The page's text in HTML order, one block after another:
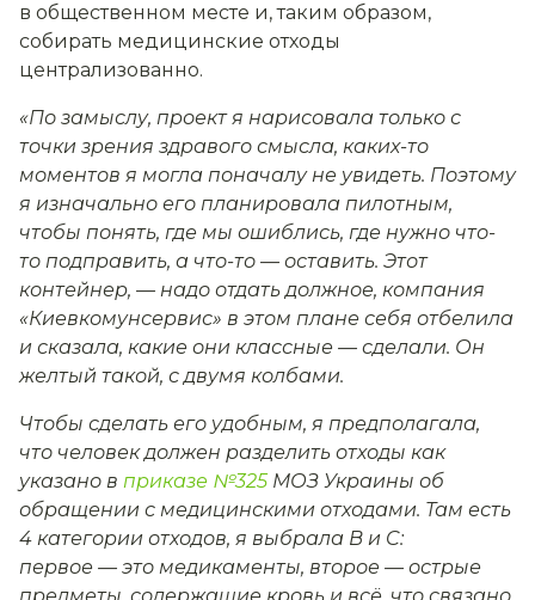
в общественном месте и, таким образом,
собирать медицинские отходы
централизованно.
«По замыслу, проект я нарисовала только с
точки зрения здравого смысла, каких-то
моментов я могла поначалу не увидеть. Поэтому
я изначально его планировала пилотным,
чтобы понять, где мы ошиблись, где нужно что-
то подправить, а что-то — оставить. Этот
контейнер, — надо отдать должное, компания
«Киевкомунсервис» в этом плане себя отбелила
и сказала, какие они классные — сделали. Он
желтый такой, с двумя колбами.
Чтобы сделать его удобным, я предполагала,
что человек должен разделить отходы как
указано в приказе №325МОЗ Украины об
обращении с медицинскими отходами. Там есть
4 категории отходов, я выбрала B и C:
первое — это медикаменты, второе — острые